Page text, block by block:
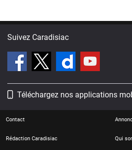
Suivez Caradisiac
Téléchargez nos applications
Contact
Rédaction Caradisiac Qui